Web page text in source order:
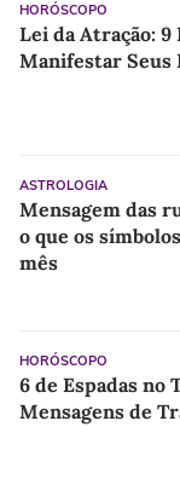
HORÓSCOPO
Lei da Atração: 9
Manifestar Seus
ASTROLOGIA
Mensagem das
o que os
mês
HORÓSCOPO
6 de Espadas no
Mensagens de